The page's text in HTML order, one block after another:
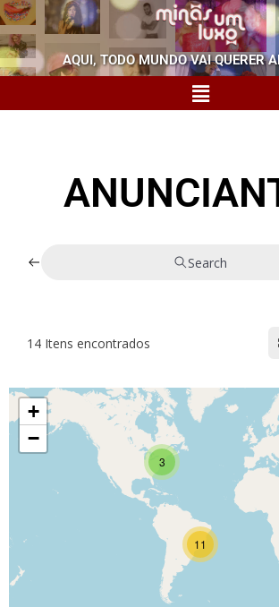
AQUI, TODO MUNDO VAI QUERER
Search
14 Itens encontrados
3
11
+
−